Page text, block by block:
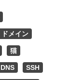
ドメイン
猫
DNS SSH